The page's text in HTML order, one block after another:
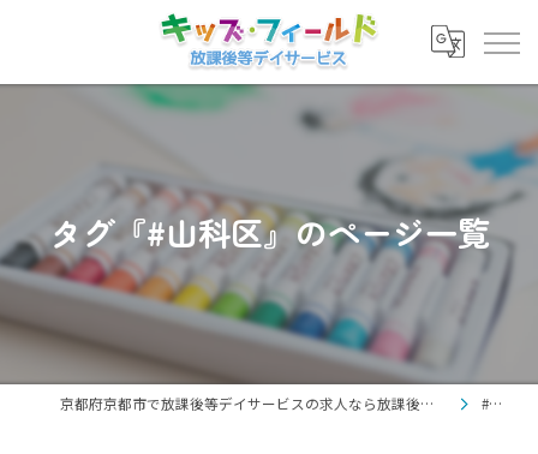
タグ『#山科区』のページ一覧
京都府京都市で放課後等デイサービスの求人なら放課後等デイサービス キッズ・フィールド #山科区